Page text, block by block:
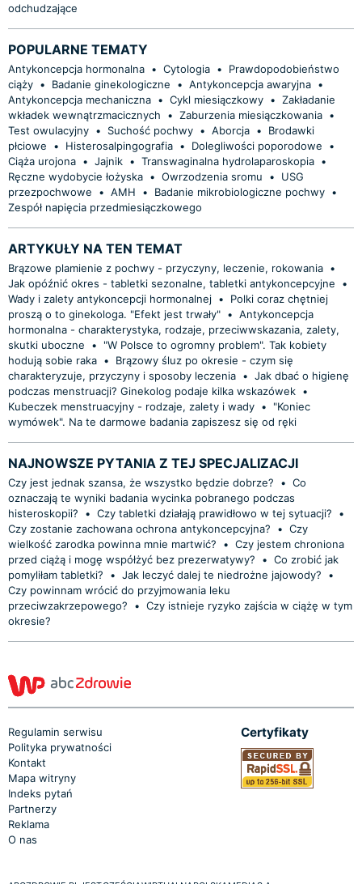
odchudzające
POPULARNE TEMATY
Antykoncepcja hormonalna • Cytologia •
Prawdopodobieństwo
ciąży • Badanie ginekologiczne • Antykoncepcja awaryjna •
Antykoncepcja mechaniczna • Cykl miesiączkowy • Zakładanie
wkładek wewnątrzmacicznych
• Zaburzenia miesiączkowania •
Test owulacyjny • Suchość pochwy • Aborcja •
Brodawki
płciowe
• Histerosalpingografia • Dolegliwości poporodowe
•
Ciąża urojona • Jajnik • Transwaginalna hydrolaparoskopia •
Ręczne wydobycie łożyska • Owrzodzenia sromu •
USG
przezpochwowe
• AMH • Badanie mikrobiologiczne pochwy •
Zespół napięcia przedmiesiączkowego
ARTYKUŁY NA TEN TEMAT
Brązowe plamienie z pochwy - przyczyny, leczenie, rokowania •
Jak opóźnić okres - tabletki sezonalne, tabletki antykoncepcyjne
•
Wady i zalety antykoncepcji hormonalnej •
Polki coraz chętniej
proszą o to ginekologa. "Efekt jest trwały" • Antykoncepcja
hormonalna - charakterystyka, rodzaje, przeciwwskazania, zalety,
skutki uboczne
•
"W Polsce to ogromny problem". Tak kobiety
hodują sobie raka •
Brązowy śluz po okresie - czym się
charakteryzuje, przyczyny i sposoby leczenia • Jak dbać o higienę
podczas menstruacji? Ginekolog podaje kilka wskazówek •
Kubeczek menstruacyjny - rodzaje, zalety i wady •
"Koniec
wymówek". Na te darmowe badania zapiszesz się od ręki
NAJNOWSZE PYTANIA Z TEJ SPECJALIZACJI
Czy jest jednak szansa, że wszystko będzie dobrze? • Co
oznaczają te wyniki badania wycinka pobranego podczas
histeroskopii?
• Czy tabletki działają prawidłowo w tej sytuacji?
•
Czy zostanie zachowana ochrona antykoncepcyjna?
• Czy
wielkość zarodka powinna mnie martwić?
• Czy jestem chroniona
przed ciążą i mogę współżyć bez prezerwatywy?
• Co zrobić jak
pomyliłam tabletki?
• Jak leczyć dalej te niedrożne jajowody?
•
Czy powinnam wrócić do przyjmowania leku
przeciwzakrzepowego?
• Czy istnieje ryzyko zajścia w ciążę w tym
okresie?
Regulamin serwisu
Polityka prywatności
Kontakt
Mapa witryny
Indeks pytań
Partnerzy
Reklama
O nas
Certyfikaty